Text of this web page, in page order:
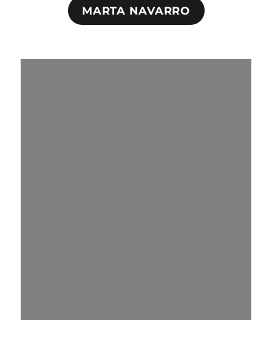
MARTA NAVARRO